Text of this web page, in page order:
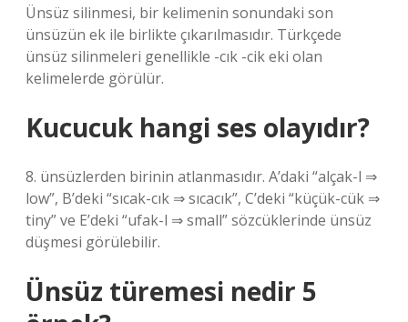
Ünsüz silinmesi, bir kelimenin sonundaki son
ünsüzün ek ile birlikte çıkarılmasıdır. Türkçede
ünsüz silinmeleri genellikle -cık -cik eki olan
kelimelerde görülür.
Kucucuk hangi ses olayıdır?
8. ünsüzlerden birinin atlanmasıdır. A’daki “alçak-l ⇒
low”, B’deki “sıcak-cık ⇒ sıcacık”, C’deki “küçük-cük ⇒
tiny” ve E’deki “ufak-l ⇒ small” sözcüklerinde ünsüz
düşmesi görülebilir.
Ünsüz türemesi nedir 5